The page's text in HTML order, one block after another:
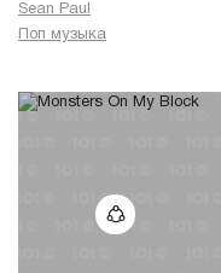
Sean Paul
Поп музыка